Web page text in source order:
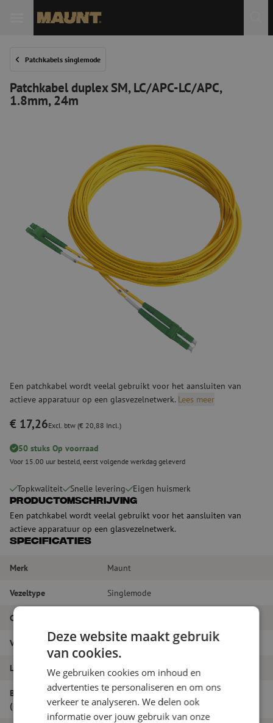
Patchkabels singlemode
Patchkabel duplex SM, LC/APC-LC/APC,
1.8mm, 24m
Een patchkabel wordt veelal gebruikt voor het aansluiten van
actieve apparatuur op een glasvezelnetwerk. Lees meer
€ 17,26Excl. btw (€ 20,88 Incl.)
50 stuks Op voorraad
Voor 15.00 uur besteld, eerst volgende werkdag geleverd
Topkwaliteit Snelle levering Eigen huismerk
Productomschrijving
Een patchkabel wordt veelal gebruikt voor het aansluiten van
actieve apparatuur op een glasvezelnetwerk.
Specificaties
Merk Maunt
Vezeltype Singlemode
Connectortype
Vezelsoort G.657A1
Lengte 24m
Buitendiameter
(mm)
1.8
Deze website maakt gebruik
van cookies.
We gebruiken cookies om inhoud en
advertenties te personaliseren en om ons
verkeer te analyseren. We delen ook
informatie over jouw gebruik van onze